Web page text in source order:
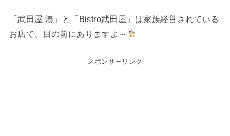
「武田屋 湊」と「Bistro武田屋」は家族経営されている
お店で、目の前にありますよ～
スポンサーリンク